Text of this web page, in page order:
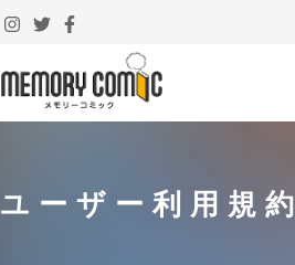
ユーザー利用規約